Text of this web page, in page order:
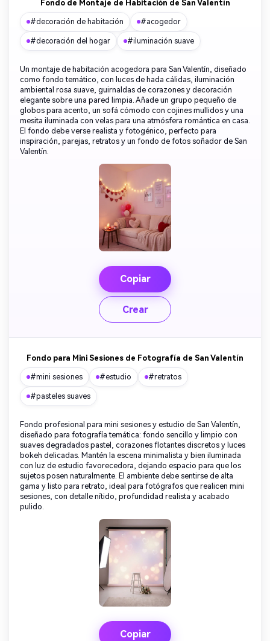
Fondo de Montaje de Habitación de San Valentín
#decoración de habitación #acogedor
#decoración del hogar #iluminación suave
Un montaje de habitación acogedora para San Valentín, diseñado
como fondo temático, con luces de hada cálidas, iluminación
ambiental rosa suave, guirnaldas de corazones y decoración
elegante sobre una pared limpia. Añade un grupo pequeño de
globos para acento, un sofá cómodo con cojines mullidos y una
mesita iluminada con velas para una atmósfera romántica en casa.
El fondo debe verse realista y fotogénico, perfecto para
inspiración, parejas, retratos y un fondo de fotos soñador de San
Valentín.
Copiar
Crear
Fondo para Mini Sesiones de Fotografía de San Valentín
#mini sesiones #estudio #retratos
#pasteles suaves
Fondo profesional para mini sesiones y estudio de San Valentín,
diseñado para fotografía temática: fondo sencillo y limpio con
suaves degradados pastel, corazones flotantes discretos y luces
bokeh delicadas. Mantén la escena minimalista y bien iluminada
con luz de estudio favorecedora, dejando espacio para que los
sujetos posen naturalmente. El ambiente debe sentirse de alta
gama y listo para retrato, ideal para fotógrafos que realicen mini
sesiones, con detalle nítido, profundidad realista y acabado
pulido.
Copiar